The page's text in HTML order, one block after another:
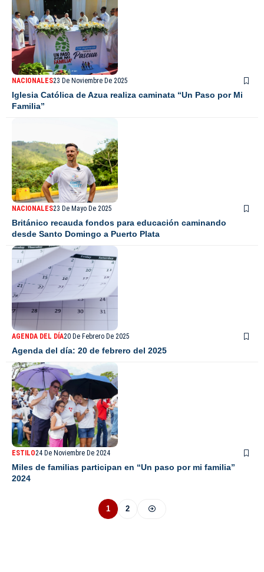
NACIONALES23 De Noviembre De 2025
Iglesia Católica de Azua realiza caminata “Un Paso por Mi
Familia”
NACIONALES23 De Mayo De 2025
Británico recauda fondos para educación caminando
desde Santo Domingo a Puerto Plata
AGENDA DEL DÍA20 De Febrero De 2025
Agenda del día: 20 de febrero del 2025
ESTILO24 De Noviembre De 2024
Miles de familias participan en “Un paso por mi familia”
2024
1 2